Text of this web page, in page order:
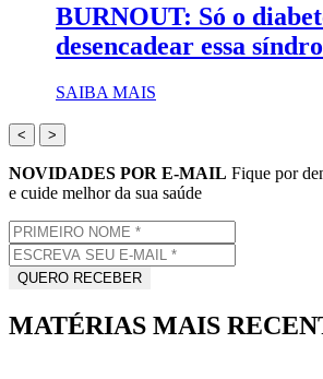
BURNOUT: Só o
desencadear essa
SAIBA MAIS
< >
NOVIDADES POR E-MAIL Fique por
e cuide melhor da sua saúde
MATÉRIAS MAIS